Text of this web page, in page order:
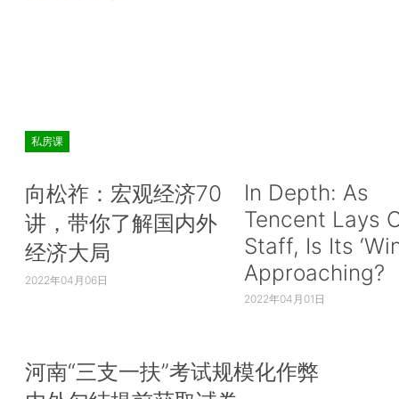
私房课
向松祚：宏观经济70
讲，带你了解国内外
经济大局
2022年04月06日
In Depth: As
Tencent Lays
Staff, Is Its
Approaching?
2022年04月01日
河南“三支一扶”考试规模化作弊